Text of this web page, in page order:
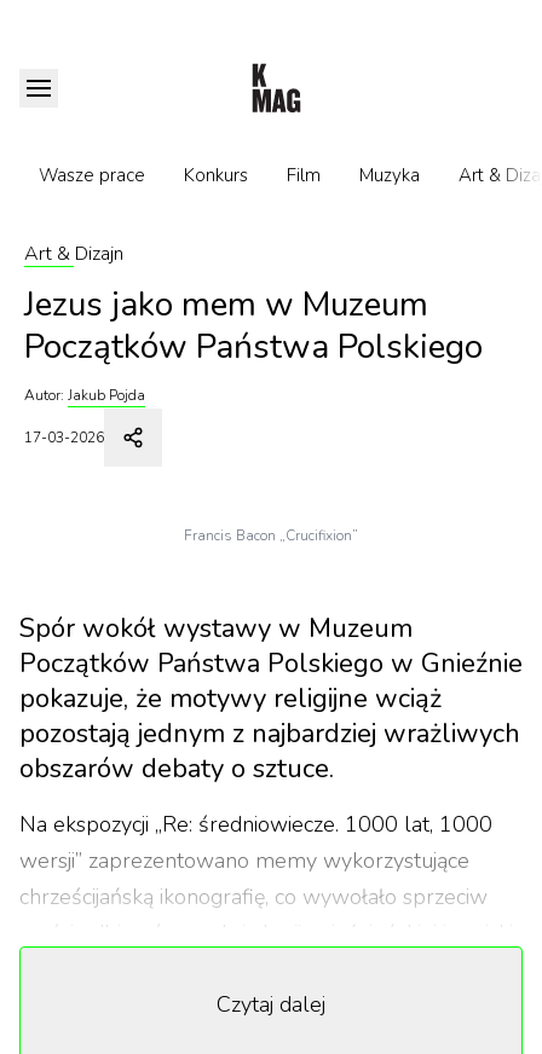
Wasze prace Konkurs Film Muzyka Art &
Art & Dizajn
Jezus jako mem w Muzeum
Początków Państwa Polskiego
Autor: Jakub Pojda
17-03-2026
Francis Bacon „Crucifixion”
Spór wokół wystawy w Muzeum
Początków Państwa Polskiego w Gnieźnie
pokazuje, że motywy religijne wciąż
pozostają jednym z najbardziej wrażliwych
obszarów debaty o sztuce.
Na ekspozycji „Re: średniowiecze. 1000 lat, 1000
wersji” zaprezentowano memy wykorzystujące
chrześcijańską ikonografię, co wywołało sprzeciw
części odbiorców, reakcję kurii gnieźnieńskiej i naciski
muzeum. Sama placówka tłumaczyła, że chodziło o
Czytaj dalej